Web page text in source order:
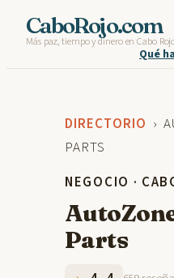
Skip
CaboRojo.com
Más paz, tiempo y dinero en Cabo
Qué
DIRECTORIO ›
PARTS
NEGOCIO ·
Parts